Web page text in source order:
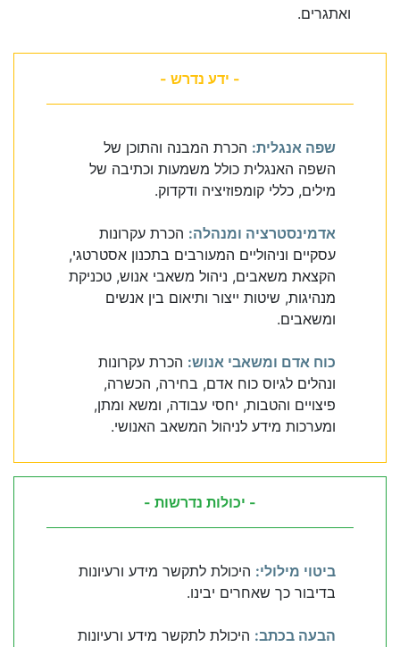
ואתגרים.
- ידע נדרש -
שפה אנגלית: הכרת המבנה והתוכן של
השפה האנגלית כולל משמעות וכתיבה של
מילים, כללי קומפוזיציה ודקדוק.
אדמינסטרציה ומנהלה: הכרת עקרונות
עסקיים וניהוליים המעורבים בתכנון אסטרטגי,
הקצאת משאבים, ניהול משאבי אנוש, טכניקת
מנהיגות, שיטות ייצור ותיאום בין אנשים
ומשאבים.
כוח אדם ומשאבי אנוש: הכרת עקרונות
ונהלים לגיוס כוח אדם, בחירה, הכשרה,
פיצויים והטבות, יחסי עבודה, ומשא ומתן,
ומערכות מידע לניהול המשאב האנושי.
- יכולות נדרשות -
ביטוי מילולי: היכולת לתקשר מידע ורעיונות
בדיבור כך שאחרים יבינו.
הבעה בכתב: היכולת לתקשר מידע ורעיונות